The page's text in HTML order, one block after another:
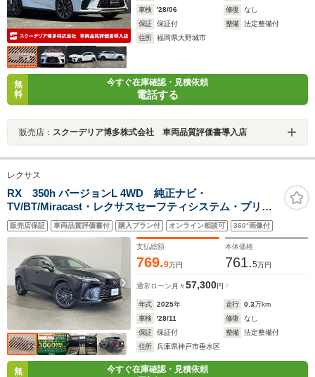
車検
'28/06 修復
なし
保証
保証付 整備
法定整備付
住所
福岡県大野城市
無
料
今すぐ在庫確認・見積依頼
電話する
販売店： スクーデリア博多株式会社 車両品質評価書導入店
レクサス
RX 350h バージョンL 4WD 純正ナビ・
TV/BT/Miracast・レクサスセーフティシステム・プリク
ラッシュセーフティ・レーダークルーズコントロール・
レーントレーシングアシスト・レーンディパーチャーア
ラート・ワンオーナー・アドバンドパーク
販売店保証 車両品質評価書付 購入プラン付 オンライン相談可 360°画像付
支払総額
769.9万円
本体価格
761.5万円
通常ローン 月々57,300円
年式 2025年 走行 0.3万km
車検
'28/11 修復
なし
保証
保証付 整備
法定整備付
住所
兵庫県神戸市垂水区
無
今すぐ在庫確認・見積依頼